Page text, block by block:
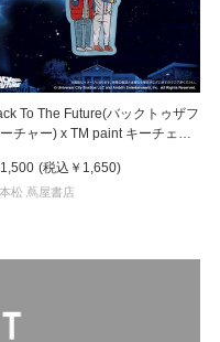
To The Future(バックトゥザフ
チャー) x TM paint キーチェー
1,500 (税込 ￥1,650)
松 蔦屋書店